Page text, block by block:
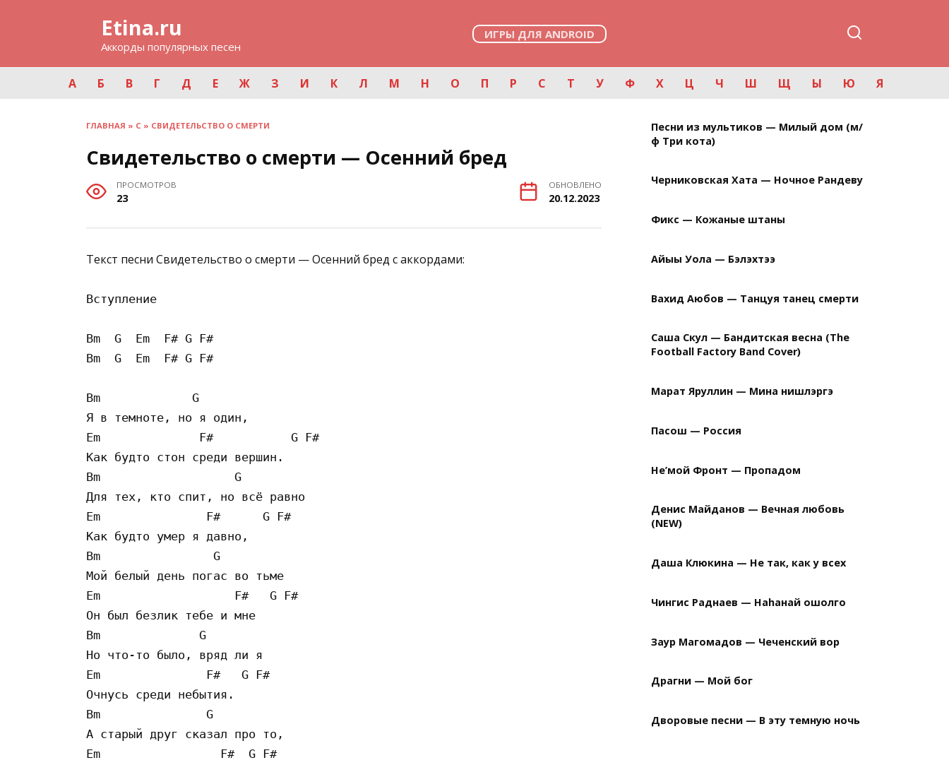
Etina.ru
Аккорды популярных песен
ИГРЫ ДЛЯ ANDROID
А Б В Г Д Е Ж З И К Л М Н О П Р С Т У Ф Х Ц Ч Ш Щ Ы Ю Я
ГЛАВНАЯ » С » СВИДЕТЕЛЬСТВО О СМЕРТИ
Свидетельство о смерти — Осенний бред
ПРОСМОТРОВ
23
ОБНОВЛЕНО
20.12.2023
Текст песни Свидетельство о смерти — Осенний бред с аккордами:
Вступление
Bm  G  Em  F# G F#
Bm  G  Em  F# G F#
Bm             G
Я в темноте, но я один,
Em              F#           G F#
Как будто стон среди вершин.
Bm                   G
Для тех, кто спит, но всё равно
Em               F#      G F#
Как будто умер я давно,
Bm                G
Мой белый день погас во тьме
Em                   F#   G F#
Он был безлик тебе и мне
Bm              G
Но что-то было, вряд ли я
Em               F#   G F#
Очнусь среди небытия.
Bm               G
А старый друг сказал про то,
Em                 F#  G F#
Песни из мультиков — Милый дом (м/
ф Три кота)
Черниковская Хата — Ночное Рандеву
Фикс — Кожаные штаны
Айыы Уола — Бэлэхтээ
Вахид Аюбов — Танцуя танец смерти
Саша Скул — Бандитская весна (The
Football Factory Band Cover)
Марат Яруллин — Мина нишлэргэ
Пасош — Россия
Не’мой Фронт — Пропадом
Денис Майданов — Вечная любовь
(NEW)
Даша Клюкина — Не так, как у всех
Чингис Раднаев — Наhанай ошолго
Заур Магомадов — Чеченский вор
Драгни — Мой бог
Дворовые песни — В эту темную ночь